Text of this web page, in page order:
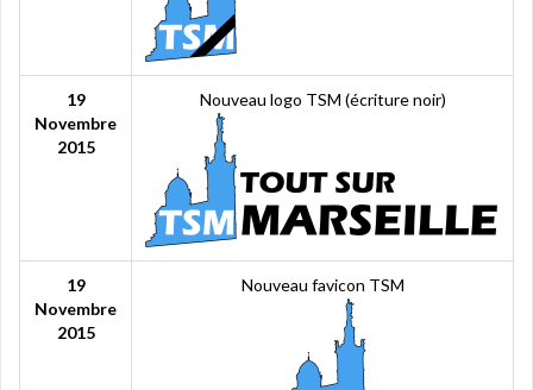
19
Novembre
2015
Nouveau logo TSM (écriture noir)
19
Novembre
2015
Nouveau favicon TSM